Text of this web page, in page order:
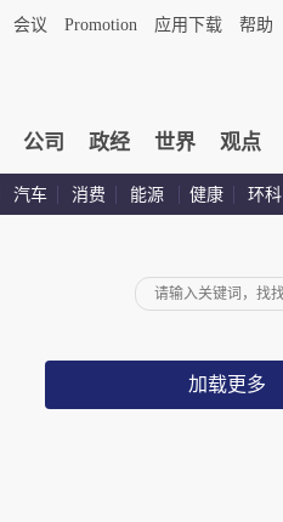
会议 Promotion 应用下载 帮助
公司 政经 世界 观点
汽车 消费 能源 健康 环科
加载更多